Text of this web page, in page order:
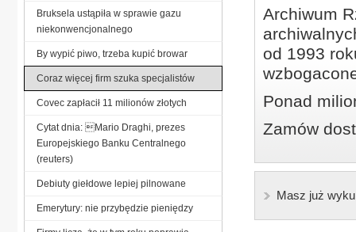
Archiwum
od 1993
Ponad
Zamów
Masz już
Bruksela ustąpiła w sprawie gazu
niekonwencjonalnego
By wypić piwo, trzeba kupić browar
Coraz więcej firm szuka specjalistów
Covec zapłacił 11 milionów złotych
Cytat dnia: Mario Draghi, prezes
Europejskiego Banku Centralnego
(reuters)
Debiuty giełdowe lepiej pilnowane
Emerytury: nie przybędzie pieniędzy